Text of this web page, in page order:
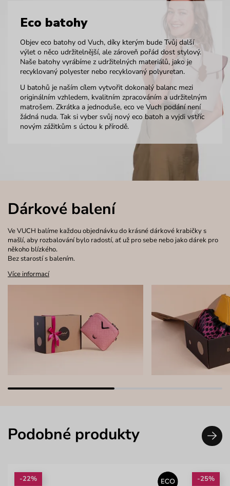
Eco batohy
Objev eco batohy od Vuch, díky kterým bude Tvůj další
výlet o něco udržitelnější, ale zároveň pořád dost stylový.
Naše batohy vyrábíme z udržitelných materiálů, jako je
recyklovaný polyester nebo recyklovaný polyuretan.
U batohů je naším cílem vytvořit dokonalý balanc mezi
originálním vzhledem, kvalitním zpracováním a udržitelným
matrošem. Zkrátka a jednoduše, eco ve Vuch podání není
žádná nuda. Tak si vyber svůj nový eco batoh a vyjdi vstříc
novým zážitkům s úctou k přírodě.
Dárkové balení
Ve VUCH balíme každou objednávku do krásné dárkové krabičky s
mašlí, aby rozbalování bylo radostí, ať už pro sebe nebo jako dárek pro
někoho blízkého.
Bez starostí s balením.
Více informací
Podobné produkty
-22% -25%